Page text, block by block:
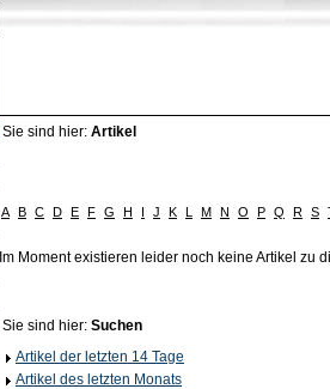
Sie sind hier: Artikel
A B C D E F G H I J K L M N O P Q R S
Im Moment existieren leider noch keine Artikel zu
Sie sind hier: Suchen
Artikel der letzten 14 Tage
Artikel des letzten Monats